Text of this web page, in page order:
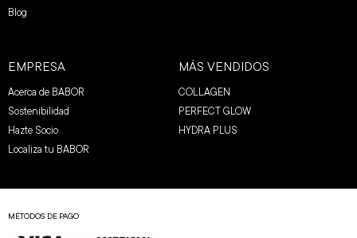
Blog
EMPRESA
Acerca de BABOR
Sostenibilidad
Hazte Socio
Localiza tu BABOR
MÁS VENDIDOS
COLLAGEN
PERFECT GLOW
HYDRA PLUS
MÉTODOS DE PAGO